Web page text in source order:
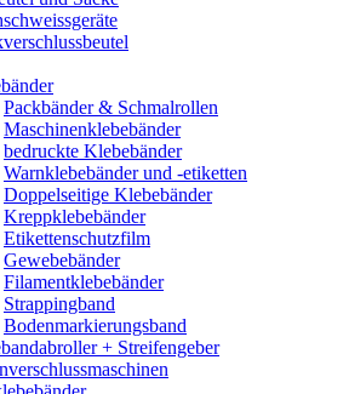
Packbänder & Schmalrollen
Maschinenklebebänder
bedruckte Klebebänder
Warnklebebänder und -etiketten
Doppelseitige Klebebänder
Kreppklebebänder
Etikettenschutzfilm
Gewebebänder
Filamentklebebänder
Strappingband
Bodenmarkierungsband
+ Streifengeber